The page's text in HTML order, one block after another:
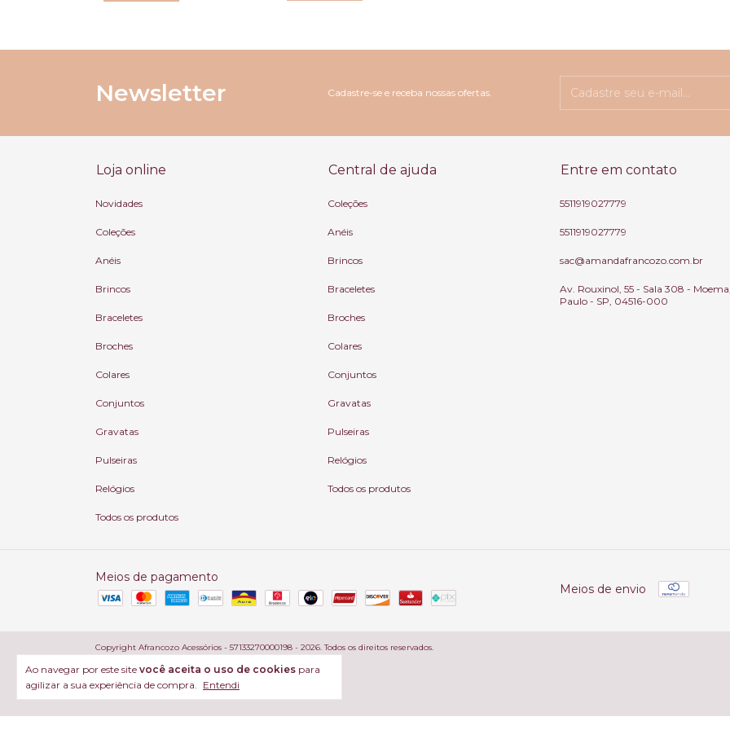
Ao navegar por este site você aceita o uso de cookies para
agilizar a sua experiência de compra. Entendi
Newsletter Cadastre-se e receba nossas ofertas.
Loja online
Novidades
Coleções
Anéis
Brincos
Braceletes
Broches
Colares
Conjuntos
Gravatas
Pulseiras
Relógios
Todos os produtos
Central de ajuda
Coleções
Anéis
Brincos
Braceletes
Broches
Colares
Conjuntos
Gravatas
Pulseiras
Relógios
Todos os produtos
Entre em contato
5511919027779
5511919027779
sac@amandafrancozo.com.br
Av. Rouxinol, 55 - Sala 308 -
Paulo - SP, 04516-000
Meios de pagamento
Meios de envio
Copyright Afrancozo Acessórios - 57133270000198 - 2026. Todos os direitos reservados.